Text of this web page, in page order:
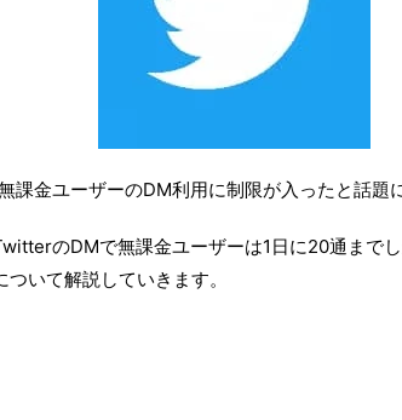
課金ユーザーのDM利用に制限が入ったと話題
のDMで無課金ユーザーは1日に20通まで
いて解説していきます。